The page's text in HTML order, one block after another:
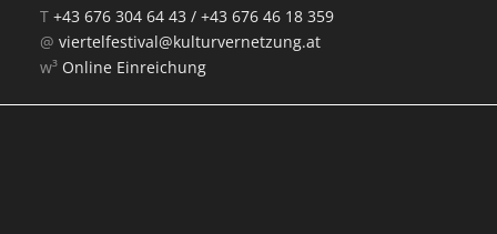
T+43 676 304 64 43 /+43 676 46 18 359
@viertelfestival@kulturvernetzung.at
w³ Online Einreichung